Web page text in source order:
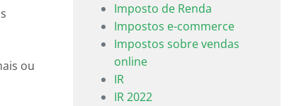
ou
Imposto de Renda
Impostos e-commerce
Impostos sobre vendas
online
IR
IR 2022